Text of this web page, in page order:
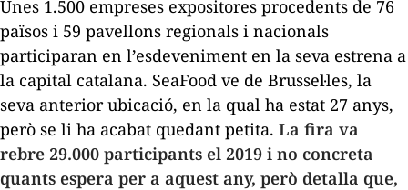
Unes 1.500 empreses expositores procedents de 76
països i 59 pavellons regionals i nacionals
participaran en l’esdeveniment en la seva estrena a
la capital catalana. SeaFood ve de Brussel·les, la
seva anterior ubicació, en la qual ha estat 27 anys,
però se li ha acabat quedant petita. La fira va
rebre 29.000 participants el 2019 i no concreta
quants espera per a aquest any, però detalla que,